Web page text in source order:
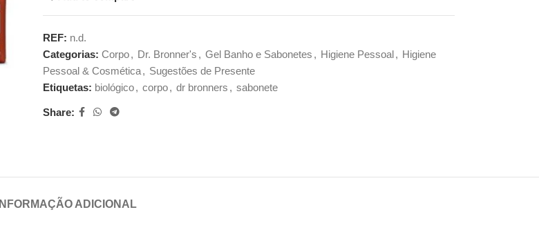
REF: n.d.
Categorias: Corpo, Dr. Bronner's , Gel Banho e Sabonetes , Higiene Pessoal, Higiene
Pessoal & Cosmética, Sugestões de Presente
Etiquetas: biológico, corpo, dr bronners , sabonete
Share:
INFORMAÇÃO ADICIONAL